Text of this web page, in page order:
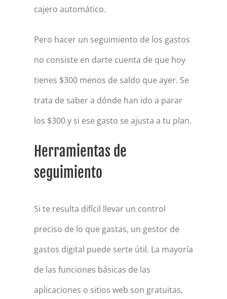
cajero automático.
Pero hacer un seguimiento de los gastos
no consiste en darte cuenta de que hoy
tienes $300 menos de saldo que ayer. Se
trata de saber a dónde han ido a parar
los $300 y si ese gasto se ajusta a tu plan.
Herramientas de
seguimiento
Si te resulta difícil llevar un control
preciso de lo que gastas, un gestor de
gastos digital puede serte útil. La mayoría
de las funciones básicas de las
aplicaciones o sitios web son gratuitas,